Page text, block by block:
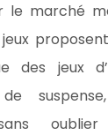
le marché
jeux
des jeux
de